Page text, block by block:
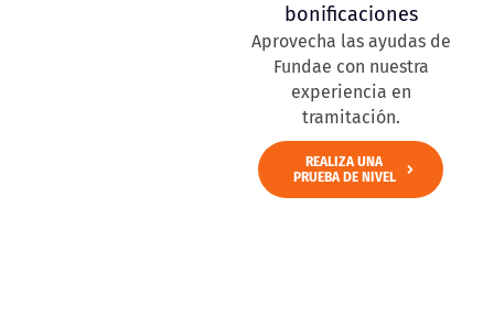
bonificaciones
Aprovecha las ayudas de
Fundae con nuestra
experiencia en
tramitación.
REALIZA UNA
PRUEBA DE NIVEL